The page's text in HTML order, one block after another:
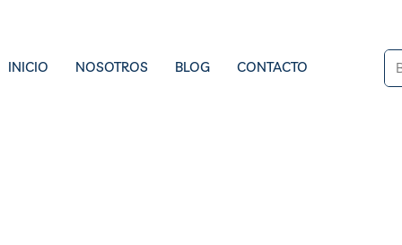
INICIO NOSOTROS BLOG CONTACTO